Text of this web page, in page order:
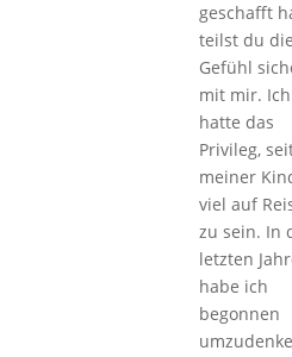
geschafft
teilst du
Gefühl
mit mir. Ich
hatte das
Privileg,
meiner
viel auf
zu sein. In
letzten
habe ich
begonnen